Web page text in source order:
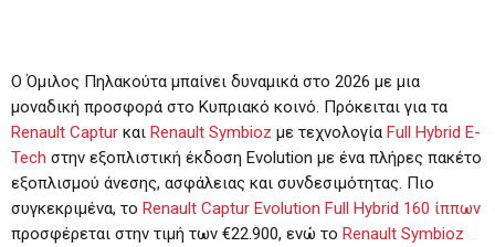
Ο Όμιλος Πηλακούτα μπαίνει δυναμικά στο 2026 με μια
μοναδική προσφορά στο Κυπριακό κοινό. Πρόκειται για τα
Renault Captur και Renault Symbioz με τεχνολογία Full Hybrid E-
Tech στην εξοπλιστική έκδοση Evolution με ένα πλήρες πακέτο
εξοπλισμού άνεσης, ασφάλειας και συνδεσιμότητας. Πιο
συγκεκριμένα, το Renault Captur Evolution Full Hybrid 160 ίππων
προσφέρεται στην τιμή των €22.900, ενώ το Renault Symbioz